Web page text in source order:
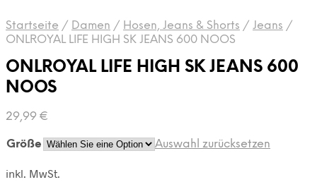
Startseite / Damen / Hosen, Jeans & Shorts / Jeans /
ONLROYAL LIFE HIGH SK JEANS 600 NOOS
ONLROYAL LIFE HIGH SK JEANS 600
NOOS
29,99 €
Größe Auswahl zurücksetzen
inkl. MwSt.